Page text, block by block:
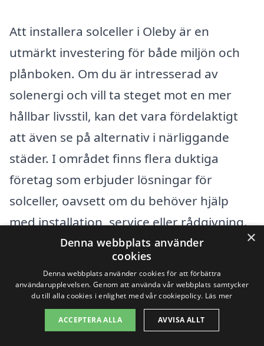
Att installera solceller i Oleby är en
utmärkt investering för både miljön och
plånboken. Om du är intresserad av
solenergi och vill ta steget mot en mer
hållbar livsstil, kan det vara fördelaktigt
att även se på alternativ i närliggande
städer. I området finns flera duktiga
företag som erbjuder lösningar för
solceller, oavsett om du behöver hjälp
med installation, service eller rådgivning.
Här är några städer i närheten där du kan
hitta professionella aktörer inom
området:
Torsby
×
Denna webbplats använder
cookies
Denna webbplats använder cookies för att förbättra
användarupplevelsen. Genom att använda vår webbplats samtycker
du till alla cookies i enlighet med vår cookiepolicy. Läs mer
ACCEPTERA ALLA AVVISA ALLT